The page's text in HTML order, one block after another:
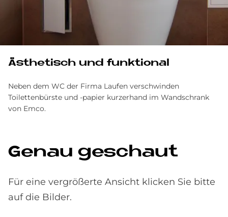
Ästhetisch und funktional
Neben dem WC der Firma Laufen verschwinden
Toilettenbürste und -papier kurzerhand im Wandschrank
von Emco.
Ge­nau ge­schaut
Für eine vergrößerte Ansicht klicken Sie bitte
auf die Bilder.